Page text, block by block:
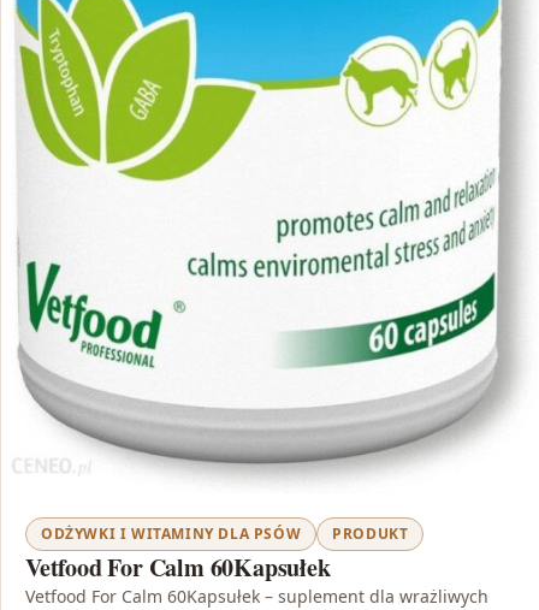
ODŻYWKI I WITAMINY DLA PSÓW PRODUKT
Vetfood For Calm 60Kapsułek
Vetfood For Calm 60Kapsułek – suplement dla wrażliwych